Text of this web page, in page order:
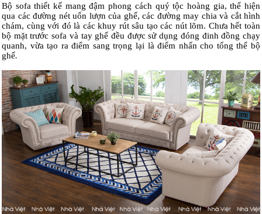
Bộ sofa thiết kế mang đậm phong cách quý tộc hoàng gia, thể hiện
qua các đường nét uốn lượn của ghế, các đường may chia và cắt hình
chám, cùng với đó là các khuy rút sâu tạo các nút lõm. Chưa hết toàn
bộ mặt trước sofa và tay ghế đều được sử dụng đóng đinh đồng chạy
quanh, vừa tạo ra điểm sang trọng lại là điểm nhấn cho tổng thể bộ
ghế.